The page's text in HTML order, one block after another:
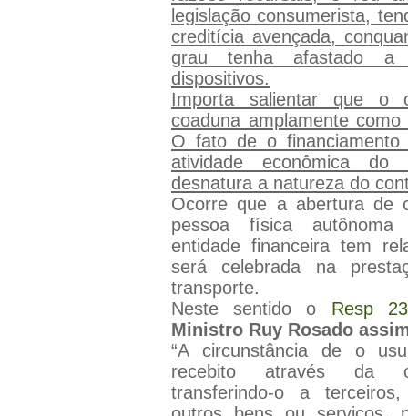
legislação consumerista,
creditícia avençada,
grau tenha afastado a
dispositivos.
Importa salientar que o
coaduna amplamente
O fato de o
atividade econômica
desnatura a natureza do
Ocorre que a abertura de
pessoa física
entidade financeira tem
será celebrada na
transporte.
Neste sentido o
Resp
Ministro Ruy Rosado
“A circunstância de o
recebito através da
transferindo-o a